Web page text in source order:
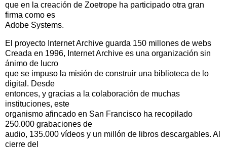
que en la creación de Zoetrope ha participado otra gran
firma como es
Adobe Systems.
El proyecto Internet Archive guarda 150 millones de webs
Creada en 1996, Internet Archive es una organización sin
ánimo de lucro
que se impuso la misión de construir una biblioteca de lo
digital. Desde
entonces, y gracias a la colaboración de muchas
instituciones, este
organismo afincado en San Francisco ha recopilado
250.000 grabaciones de
audio, 135.000 vídeos y un millón de libros descargables. Al
cierre del